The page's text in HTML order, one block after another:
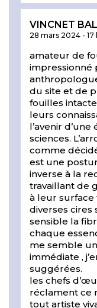
VINCNET
28 mars 2024 - 17
amateur de
impressionné
du site et de
fouilles
leurs
l’avenir
sciences.
comme
est une
inverse à la
travaillant de
à leur surface
diverses cires
sensible la
chaque
me semble
immédiate ,
suggérées.
les chefs
réclament ce
tout artiste